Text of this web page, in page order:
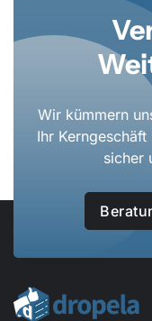
Wir kümmern
Ihr
sicher